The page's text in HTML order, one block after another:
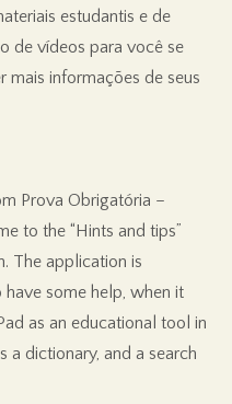
estudantis e de
de vídeos para você se
mais informações de seus
Prova Obrigatória –
to the “Hints and tips”
The application is
some help, when it
as an educational tool in
a dictionary, and a search